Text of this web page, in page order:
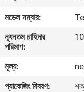
কারখানা
পরিদর্শন
নিয়ন্ত্রণ
মডেল নম্বার:
ন্যূনতম চাহিদার
পরিমাণ:
মূল্য:
প্যাকেজিং বিবরণ: